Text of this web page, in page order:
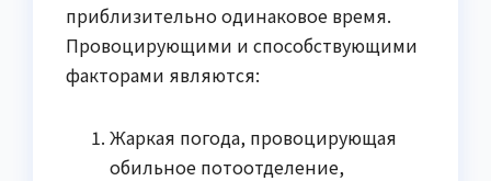
приблизительно одинаковое время.
Провоцирующими и способствующими
факторами являются:
Жаркая погода, провоцирующая
обильное потоотделение,